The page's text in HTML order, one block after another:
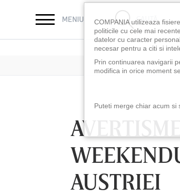
MENIU CAUTĂ
AUSTRIEI
COMPANIA utilizeaza
politicile cu cele mai
datelor cu caracter
necesar pentru a citi si
Prin continuarea navigarii
modifica in orice moment
Puteti merge chiar acum si